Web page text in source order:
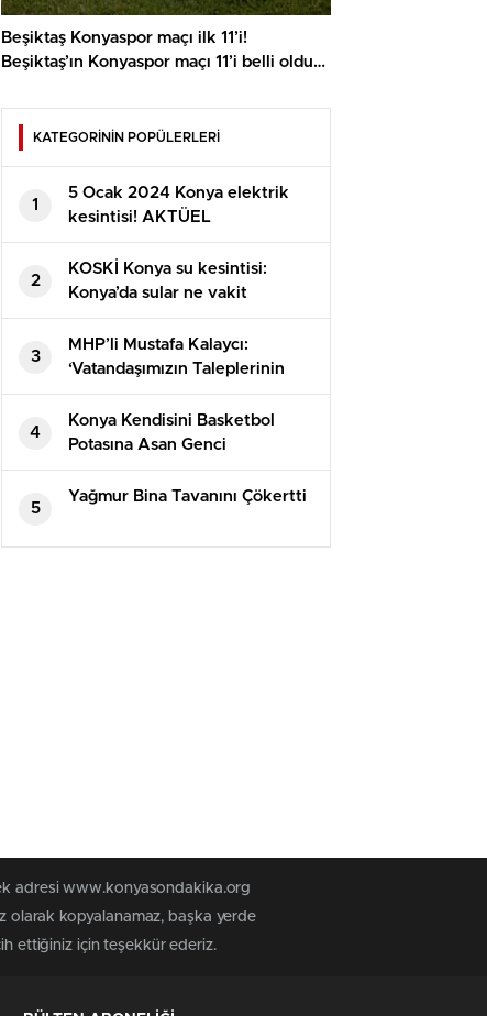
Beşiktaş Konyaspor maçı ilk 11’i!
Beşiktaş’ın Konyaspor maçı 11’i belli oldu
KATEGORİNİN POPÜLERLERİ
1
5 Ocak 2024 Konya elektrik
kesintisi! AKTÜEL
KESİNTİLER! Konya’da elektrik
ne vakit gelecek?
2
KOSKİ Konya su kesintisi:
Konya’da sular ne vakit
gelecek? 4 Ocak 2024 Konya
su kesintisi listesi!
3
MHP’li Mustafa Kalaycı:
‘Vatandaşımızın Taleplerinin
Takipçisi Olacağım’
4
Konya Kendisini Basketbol
Potasına Asan Genci
Arkadaşları Kurtardı
5
Yağmur Bina Tavanını Çökertti
adresi www.konyasondakika.org
olarak kopyalanamaz, başka yerde
ettiğiniz için teşekkür ederiz.